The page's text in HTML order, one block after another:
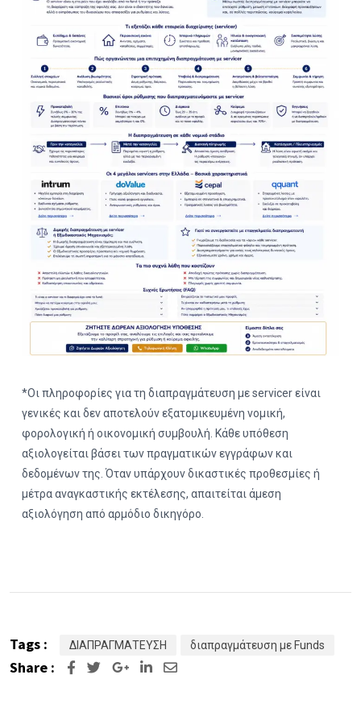
*Οι πληροφορίες για τη διαπραγμάτευση με servicer είναι
γενικές και δεν αποτελούν εξατομικευμένη νομική,
φορολογική ή οικονομική συμβουλή. Κάθε υπόθεση
αξιολογείται βάσει των πραγματικών εγγράφων και
δεδομένων της. Όταν υπάρχουν δικαστικές προθεσμίες ή
μέτρα αναγκαστικής εκτέλεσης, απαιτείται άμεση
αξιολόγηση από αρμόδιο δικηγόρο.
Tags : ΔΙΑΠΡΑΓΜΑΤΕΥΣΗ διαπραγμάτευση με Funds
Share : Google+LinkedIn
Share